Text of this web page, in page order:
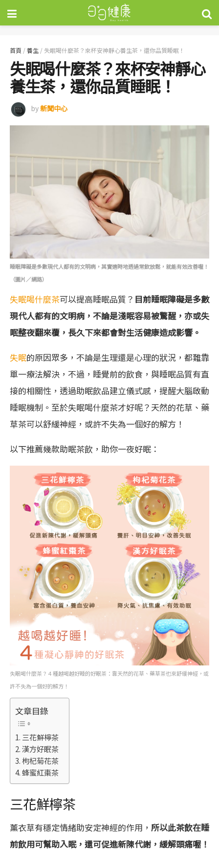
首頁 /養生 / 失眠喝什麼茶？來杯安神靜心養生茶，還你品質睡眠！
失眠喝什麼茶？來杯安神靜心
養生茶，還你品質睡眠！
by新聞中心
睡眠障礙是多數現代人都有的文明病，其實適時地透過常飲放鬆，就能有效改善喔！
（圖片／網路）
失眠喝什麼茶可以提高睡眠品質？ 目前睡眠障礙是多數
現代人都有的文明病，不論是淺眠容易被驚醒，亦或失
眠整夜翻來覆，長久下來都會對生活健康造成影響。
失眠的原因眾多，不論是生理還是心理的狀況，都難靠
單一療法解決，不過，睡覺前的飲食，與睡眠品質有直
接的相關性，透過助眠飲品建立儀式感，提醒大腦啟動
睡眠機制。至於失眠喝什麼茶才好呢？天然的花草、藥
草茶可以舒緩神經，或許不失為一個好的解方！
以下推薦幾款助眠茶飲，助你一夜好眠：
失眠喝什麼茶？４種越喝越好睡的好眠茶：靠天然的花草、藥草茶也來舒緩神經，或
許不失為一個好的解方！
文章目錄
三花鮮檸茶
漢方好眠茶
枸杞菊花茶
蜂蜜紅棗茶
三花鮮檸茶
薰衣草有穩定情緒助安定神經的作用， 所以此茶飲在睡
前飲用可幫助入眠，還可促進新陳代謝，緩解頭痛喔！